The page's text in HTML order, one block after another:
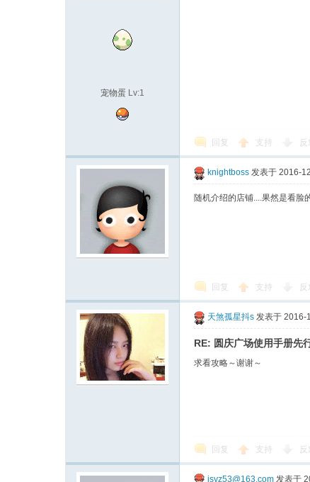
宠物蛋 Lv:1
回复 支持
knightboss 发表于 2016-
随机介绍的店铺....果然是看脸
回复 支持
天煞孤星抖s 发表于 2016-
RE: 圆庆广场使用手册先
求看攻略～谢谢～
回复 支持
jsyz53@163.com 发表于